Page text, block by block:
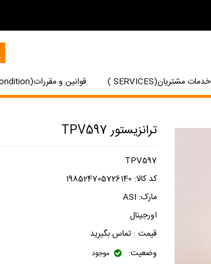
خدمات مشتریان(SERVICES ) قوانین و مقررات(Terms and Condition)
ترانزیستور TPV597
TPV597
کد کالا: 198524705726140
مارک: ASI
اورجینال
قیمت : تماس بگیرید
وضعیت:
موجود